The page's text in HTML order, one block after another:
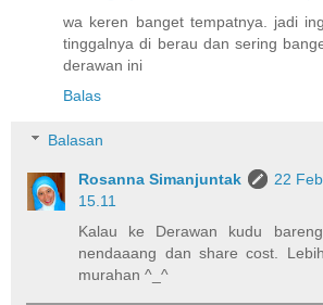
wa keren banget tempatnya. jadi
tinggalnya di berau dan sering
derawan ini
Balas
Balasan
Rosanna Simanjuntak
22
15.11
Kalau ke Derawan kudu
nendaaang dan share cost.
murahan ^_^